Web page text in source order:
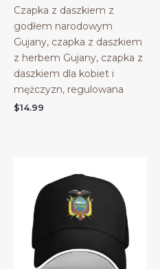
Czapka z daszkiem z
godłem narodowym
Gujany, czapka z daszkiem
z herbem Gujany, czapka z
daszkiem dla kobiet i
mężczyzn, regulowana
$14.99